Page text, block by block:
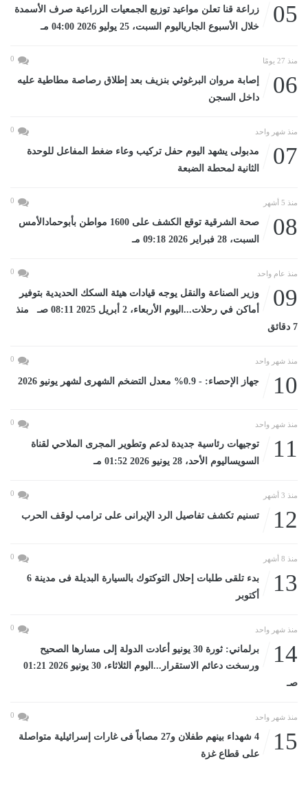
05
زراعة قنا تعلن مواعيد توزيع الجمعيات الزراعية صرف الأسمدة
خلال الأسبوع الجارياليوم السبت، 25 يوليو 2026 04:00 مـ
منذ 27 يومًا 0
06
إصابة مروان البرغوثي بنزيف بعد إطلاق رصاصة مطاطية عليه
داخل السجن
منذ شهر واحد 0
07
مدبولى يشهد اليوم حفل تركيب وعاء ضغط المفاعل للوحدة
الثانية لمحطة الضبعة
منذ 5 أشهر 0
08
صحة الشرقية توقع الكشف على 1600 مواطن بأبوحمادالأمس
السبت، 28 فبراير 2026 09:18 مـ
منذ عام واحد 0
09
وزير الصناعة والنقل يوجه قيادات هيئة السكك الحديدية بتوفير
أماكن في رحلات...اليوم الأربعاء، 2 أبريل 2025 08:11 صـ منذ
7 دقائق
منذ شهر واحد 0
10 جهاز الإحصاء: - 0.9% معدل التضخم الشهرى لشهر يونيو 2026
منذ شهر واحد 0
11
توجيهات رئاسية جديدة لدعم وتطوير المجرى الملاحي لقناة
السويساليوم الأحد، 28 يونيو 2026 01:52 مـ
منذ 3 أشهر 0
12 تسنيم تكشف تفاصيل الرد الإيرانى على ترامب لوقف الحرب
منذ 8 أشهر 0
13
بدء تلقى طلبات إحلال التوكتوك بالسيارة البديلة فى مدينة 6
أكتوبر
منذ شهر واحد 0
14
برلماني: ثورة 30 يونيو أعادت الدولة إلى مسارها الصحيح
ورسخت دعائم الاستقرار...اليوم الثلاثاء، 30 يونيو 2026 01:21
صـ
منذ شهر واحد 0
15
4 شهداء بينهم طفلان و27 مصاباً فى غارات إسرائيلية متواصلة
على قطاع غزة